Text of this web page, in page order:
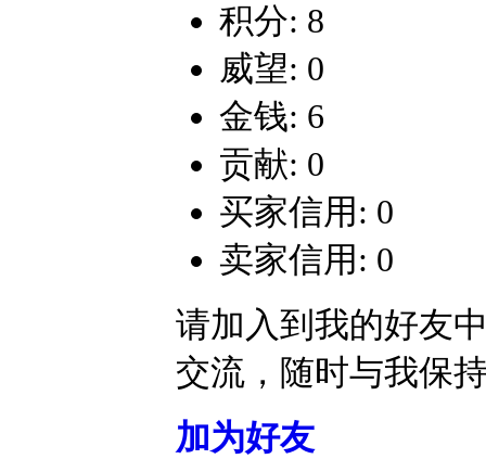
积分: 8
威望: 0
金钱: 6
贡献: 0
买家信用: 0
卖家信用: 0
请加入到我的好友
交流，随时与我保
加为好友